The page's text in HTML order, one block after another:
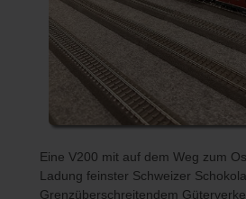
Eine V200 mit auf dem Weg zum
Ladung feinster Schweizer
Grenzüberschreitendem